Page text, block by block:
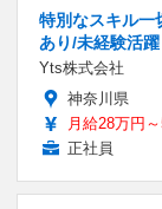
特別なスキル一
あり/未経験活躍
Yts株式会社
神奈川県
月給28万円
正社員